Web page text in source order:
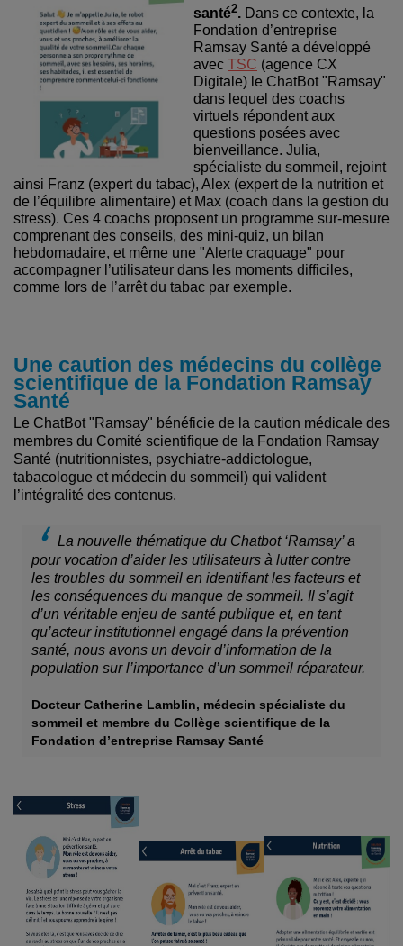
santé2. Dans ce contexte, la
Fondation d’entreprise
Ramsay Santé a développé
avec TSC (agence CX
Digitale) le ChatBot "Ramsay"
dans lequel des coachs
virtuels répondent aux
questions posées avec
bienveillance. Julia,
spécialiste du sommeil, rejoint
ainsi Franz (expert du tabac), Alex (expert de la nutrition et
de l’équilibre alimentaire) et Max (coach dans la gestion du
stress). Ces 4 coachs proposent un programme sur-mesure
comprenant des conseils, des mini-quiz, un bilan
hebdomadaire, et même une "Alerte craquage" pour
accompagner l’utilisateur dans les moments difficiles,
comme lors de l’arrêt du tabac par exemple.
Une caution des médecins du collège
scientifique de la Fondation Ramsay
Santé
Le ChatBot "Ramsay" bénéficie de la caution médicale des
membres du Comité scientifique de la Fondation Ramsay
Santé (nutritionnistes, psychiatre-addictologue,
tabacologue et médecin du sommeil) qui valident
l’intégralité des contenus.
La nouvelle thématique du Chatbot ‘Ramsay’ a
pour vocation d’aider les utilisateurs à lutter contre
les troubles du sommeil en identifiant les facteurs et
les conséquences du manque de sommeil. Il s’agit
d’un véritable enjeu de santé publique et, en tant
qu’acteur institutionnel engagé dans la prévention
santé, nous avons un devoir d’information de la
population sur l’importance d’un sommeil réparateur.
Docteur Catherine Lamblin, médecin spécialiste du
sommeil et membre du Collège scientifique de la
Fondation d’entreprise Ramsay Santé